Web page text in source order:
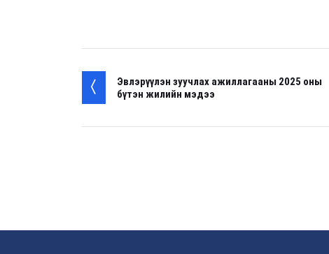
Эвлэрүүлэн зуучлах ажиллагааны 2025 оны
бүтэн жилийн мэдээ